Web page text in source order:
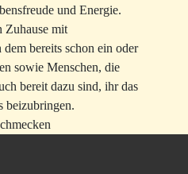
und Energie.
Zuhause mit
bereits schon ein oder
sowie Menschen, die
bereit dazu sind, ihr das
beizubringen.